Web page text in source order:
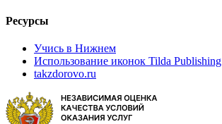
Ресурсы
Учись в Нижнем
Использование иконок Tilda Publishing
takzdorovo.ru